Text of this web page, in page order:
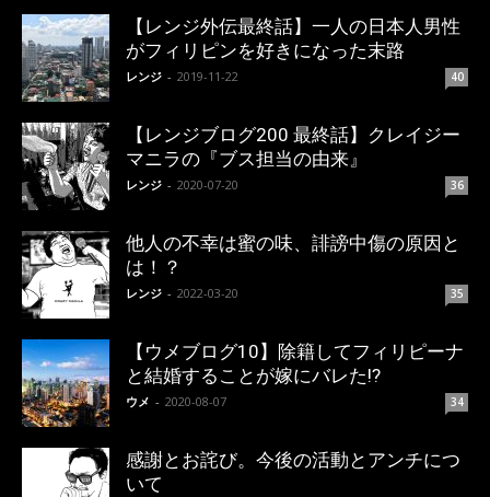
【レンジ外伝最終話】一人の日本人男性
がフィリピンを好きになった末路
レンジ - 2019-11-22 40
【レンジブログ200 最終話】クレイジー
マニラの『ブス担当の由来』
レンジ - 2020-07-20 36
他人の不幸は蜜の味、誹謗中傷の原因と
は！？
レンジ - 2022-03-20 35
【ウメブログ10】除籍してフィリピーナ
と結婚することが嫁にバレた!?
ウメ - 2020-08-07 34
感謝とお詫び。今後の活動とアンチにつ
いて